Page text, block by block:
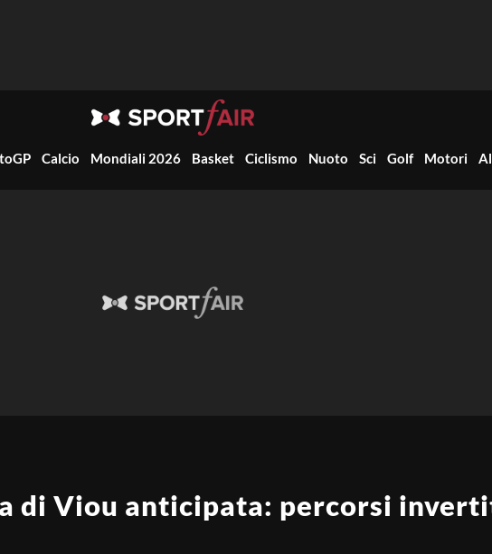
Calcio Mondiali 2026 Basket Ciclismo Nuoto Sci Golf Motori
di Viou anticipata: percorsi